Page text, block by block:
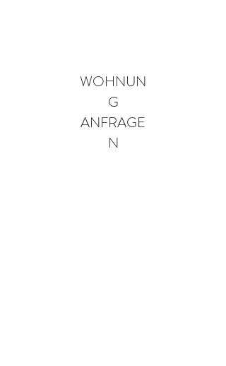
WOHNUN
G
ANFRAGE
N